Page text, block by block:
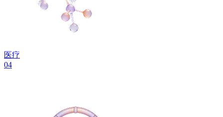
医疗
04